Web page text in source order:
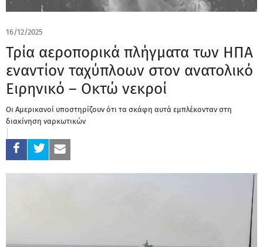
16/12/2025
Τρία αεροπορικά πλήγματα των ΗΠΑ
εναντίον ταχύπλοων στον ανατολικό
Ειρηνικό – Οκτώ νεκροί
Οι Αμερικανοί υποστηρίζουν ότι τα σκάφη αυτά εμπλέκονταν στη
διακίνηση ναρκωτικών